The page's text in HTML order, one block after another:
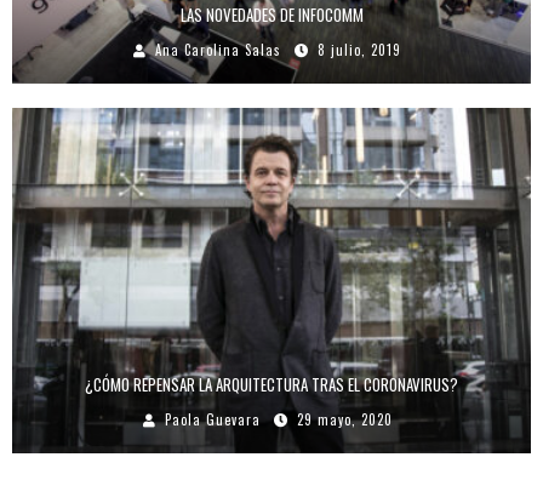
LAS NOVEDADES DE INFOCOMM
Ana Carolina Salas 8 julio, 2019
¿CÓMO REPENSAR LA ARQUITECTURA TRAS EL CORONAVIRUS?
Paola Guevara 29 mayo, 2020